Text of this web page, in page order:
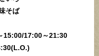
そば
15:00/17:00～21:30